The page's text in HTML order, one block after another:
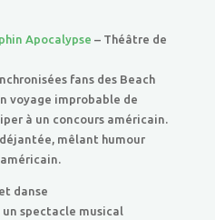
Apocalypse – Théâtre de
fans des Beach
voyage improbable de
à un concours américain.
mêlant humour
danse
un spectacle musical